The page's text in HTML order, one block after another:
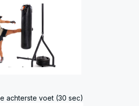
achterste voet (30 sec)